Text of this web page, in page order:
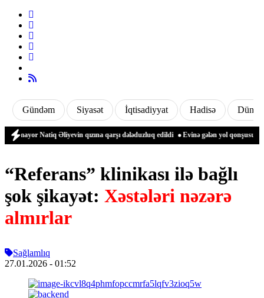
Gündəm Siyasət İqtisadiyyat Hadisə Dünya
Natiq Əliyevin qızına qarşı dələduzluq edildi Evinə gələn yol qonşusu
“Referans” klinikası ilə bağlı
şok şikayət: Xəstələri nəzərə
almırlar
Sağlamlıq
27.01.2026 - 01:52